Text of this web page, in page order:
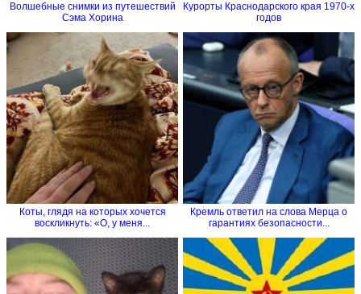
Волшебные снимки из путешествий
Сэма Хорина
Курорты Краснодарского края 1970-х
годов
Коты, глядя на которых хочется
воскликнуть: «О, у меня...
Кремль ответил на слова Мерца о
гарантиях безопасности...